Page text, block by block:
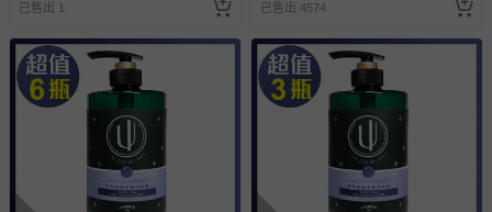
已售出 1 已售出 4574